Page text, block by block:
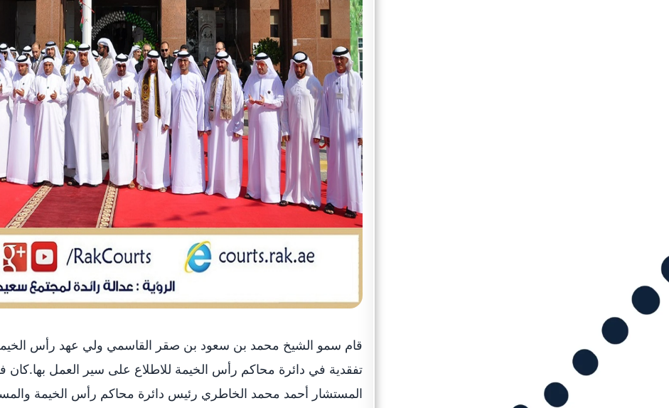
قام سمو الشيخ محمد بن سعود بن صقر القاسمي ولي عهد رأس
تفقدية في دائرة محاكم رأس الخيمة للاطلاع على سير العمل
المستشار أحمد محمد الخاطري رئيس دائرة محاكم رأس الخيمة